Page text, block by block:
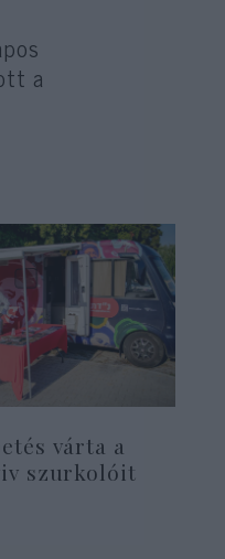
a
várta a
szurkolóit